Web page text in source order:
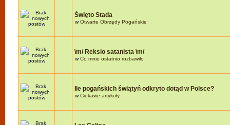
Święto Stada
wOtwarte Obrzędy Pogańskie
\m/ Reksio satanista \m/
wCo mnie ostatnio rozbawiło
Ile pogańskich świątyń odkryto dotąd w Polsce?
wCiekawe artykuły